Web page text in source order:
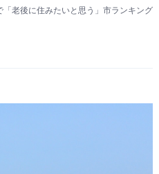
老後に住みたいと思う」市ランキング